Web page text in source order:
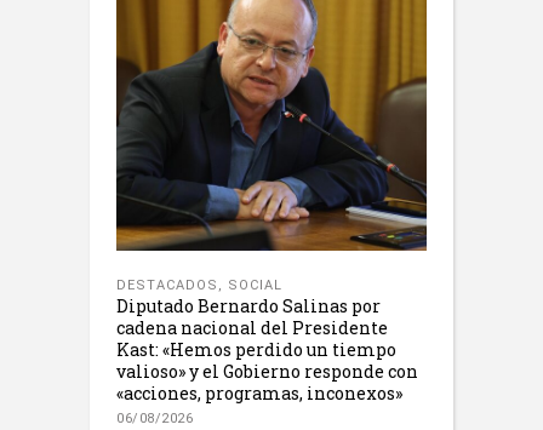
DESTACADOS , SOCIAL
Diputado Bernardo Salinas por
cadena nacional del Presidente
Kast: «Hemos perdido un tiempo
valioso» y el Gobierno responde con
«acciones, programas, inconexos»
06/08/2026